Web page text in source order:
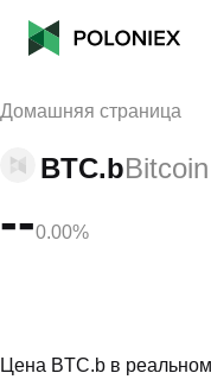
Домашняя страница
BTC.b
--0.00%
Цена BTC.b в